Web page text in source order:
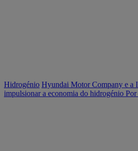
Hidrogénio Hyundai Motor Company e a
impulsionar a economia do hidrogénio